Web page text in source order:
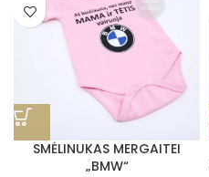
SMĖLINUKAS MERGAITEI
„BMW“